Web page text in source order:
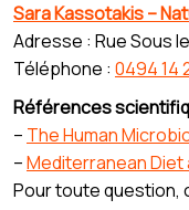
Sara Kassotakis –
Adresse : Rue Sous
Téléphone : 0494 14
Références
– The Human
–Mediterranean Diet
Pour toute question,